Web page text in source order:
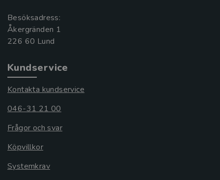
Besöksadress:
Åkergränden 1
Kundservice
Kontakta kundservice
046-31 21 00
Frågor och svar
Köpvillkor
Systemkrav